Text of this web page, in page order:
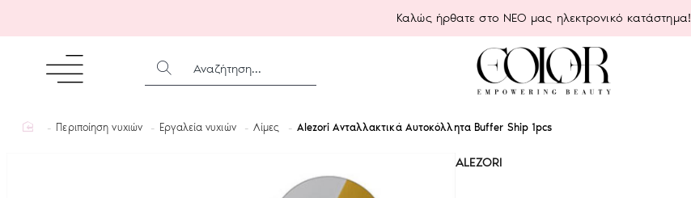
Καλώς ήρθατε στο ΝΕΟ μας ηλεκτρονικό κατάστημα!
ΑΝΑΖΉΤΗΣΗ...
homeΠεριποίηση νυχιών Εργαλεία νυχιών Λίμες Alezori Ανταλλακτικά Αυτοκόλλητα Buffer Ship 1pcs
ALEZORI